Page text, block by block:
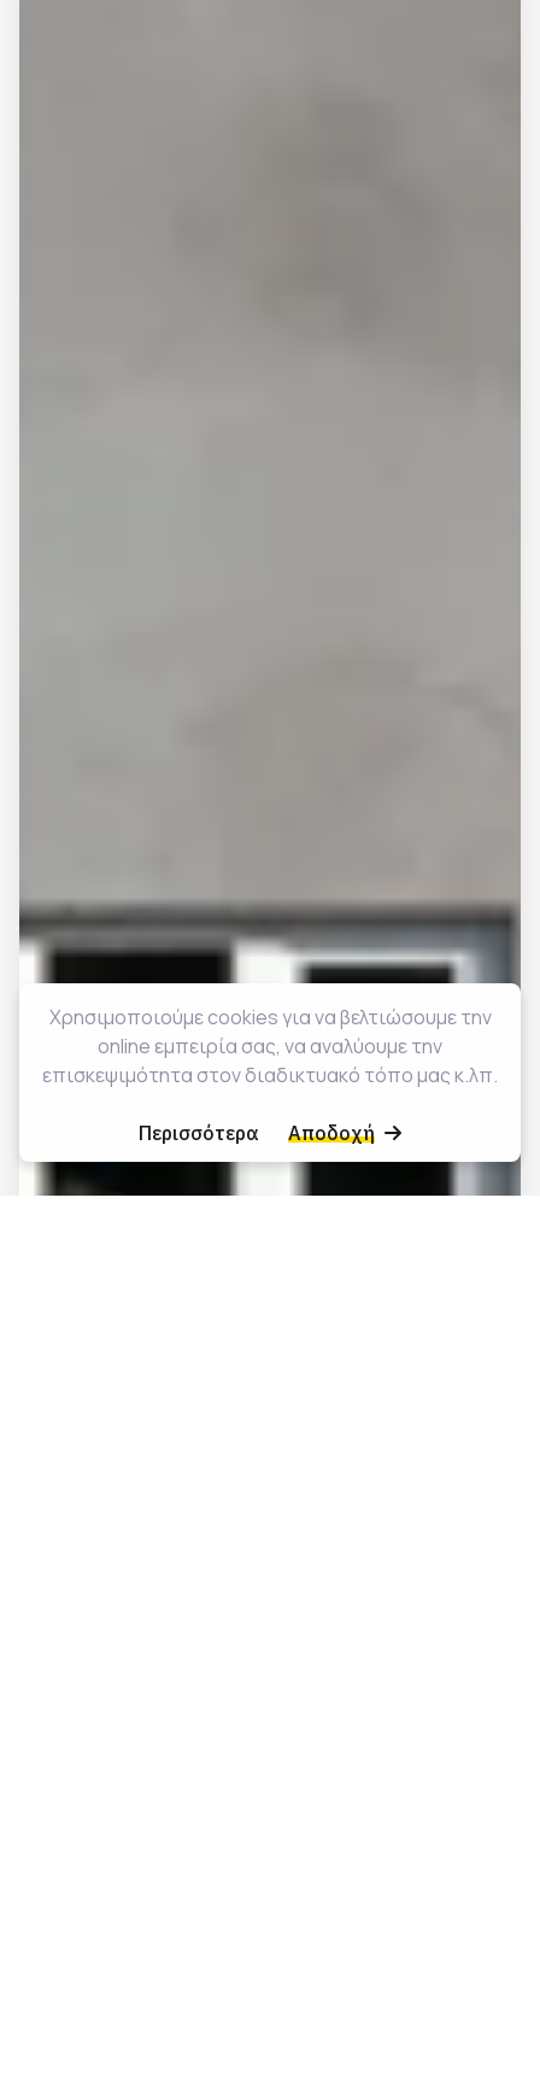
Χρησιμοποιούμε cookies για να βελτιώσουμε την
online εμπειρία σας, να αναλύουμε την
επισκεψιμότητα στον διαδικτυακό τόπο μας κ.λπ.
Περισσότερα Αποδοχή